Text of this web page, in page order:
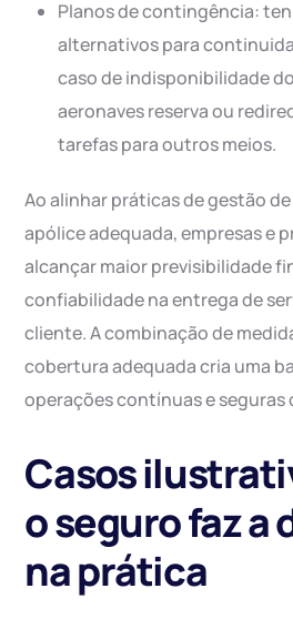
Planos de contingência:
alternativos para
caso de indisponibilidade
aeronaves reserva ou
tarefas para outros meios.
Ao alinhar práticas de gestão
apólice adequada, empresas e
alcançar maior previsibilidade
confiabilidade na entrega de
cliente. A combinação de
cobertura adequada cria uma
operações contínuas e seguras
Casos
o seguro faz a
na prática